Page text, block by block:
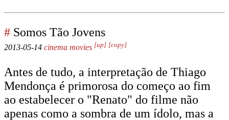
# Somos Tão Jovens
2013-05-14 cinema movies [up] [copy]
Antes de tudo, a interpretação de Thiago
Mendonça é primorosa do começo ao fim
ao estabelecer o "Renato" do filme não
apenas como a sombra de um ídolo, mas a